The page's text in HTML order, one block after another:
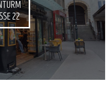
22